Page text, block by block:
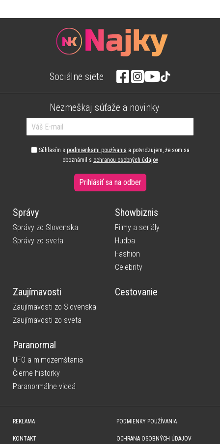
Sociálne siete
Nezmeškaj súťaže a novinky
Súhlasím s podmienkami používania a potvrdzujem, že som sa
oboznámil s ochranou osobných údajov
Prihlásiť sa na odber
Správy
Správy zo Slovenska
Správy zo sveta
Showbiznis
Filmy a seriály
Hudba
Fashion
Celebrity
Zaujímavosti
Zaujímavosti zo Slovenska
Zaujímavosti zo sveta
Cestovanie
Paranormal
UFO a mimozemštania
Čierne historky
Paranormálne videá
REKLAMA
KONTAKT
PODMIENKY POUŽÍVANIA
OCHRANA OSOBNÝCH ÚDAJOV